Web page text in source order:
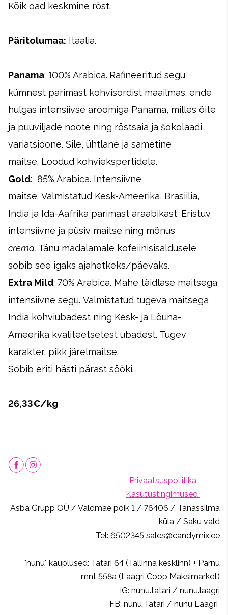
Kõik oad keskmine röst.
Päritolumaa: Itaalia.
Panama: 100% Arabica. Rafineeritud segu
kümnest parimast kohvisordist maailmas. ende
hulgas intensiivse aroomiga Panama, milles õite
ja puuviljade noote ning röstsaia ja šokolaadi
variatsioone. Sile, ühtlane ja sametine
maitse. Loodud kohviekspertidele.
Gold: 85% Arabica. Intensiivne
maitse. Valmistatud Kesk-Ameerika, Brasiilia,
India ja Ida-Aafrika parimast araabikast. Eristuv
intensiivne ja püsiv maitse ning mõnus
crema. Tänu madalamale kofeiinisisaldusele
sobib see igaks ajahetkeks/päevaks.
Extra Mild: 70% Arabica. Mahe täidlase maitsega
intensiivne segu. Valmistatud tugeva maitsega
India kohviubadest ning Kesk- ja Lõuna-
Ameerika kvaliteetsetest ubadest. Tugev
karakter, pikk järelmaitse.
Sobib eriti hästi pärast sööki.
26,33€/kg
Privaatsuspoliitika
Kasutustingimused
Asba Grupp OÜ / Valdmäe põik 1 / 76406 / Tänassilma
küla / Saku vald
Tel: 6502345 sales@candymix.ee
"nunu" kauplused: Tatari 64 (Tallinna kesklinn) + Pärnu
mnt 558a (Laagri Coop Maksimarket)
IG: nunu.tatari / nunu.laagri
FB: nunu Tatari / nunu Laagri